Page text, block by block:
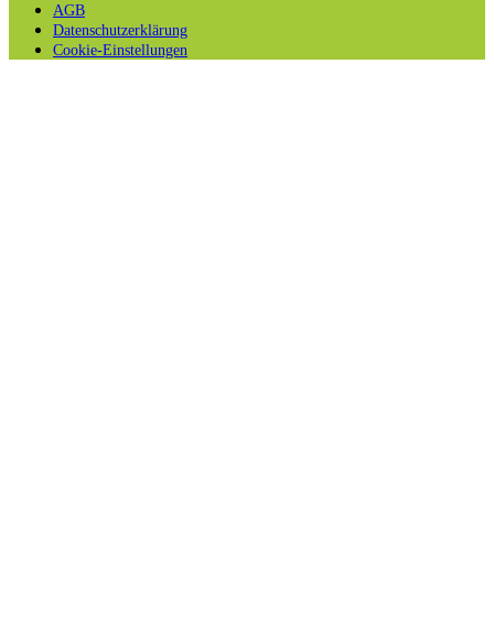
AGB
Datenschutzerklärung
Cookie-Einstellungen